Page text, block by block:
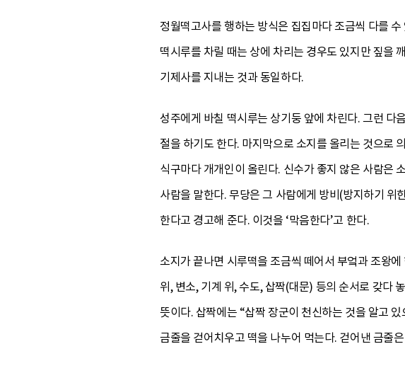
정월떡고사를 행하는 방식은 집집마다 조금씩 다를
떡시루를 차릴 때는 상에 차리는 경우도 있지만 짚을
기제사를 지내는 것과 동일하다.
성주에게 바칠 떡시루는 상기둥 앞에 차린다. 그런 다
절을 하기도 한다. 마지막으로 소지를 올리는 것으로
식구마다 개개인이 올린다. 신수가 좋지 않은 사람은
사람을 말한다. 무당은 그 사람에게 방비(방지하기
한다고 경고해 준다. 이것을 ‘막음한다’고 한다.
소지가 끝나면 시루떡을 조금씩 떼어서 부엌과 조왕
위, 변소, 기계 위, 수도, 삽짝(대문) 등의 순서로 갖다
뜻이다. 삽짝에는 “삽짝 장군이 천신하는 것을 알고
금줄을 걷어치우고 떡을 나누어 먹는다. 걷어낸 금줄